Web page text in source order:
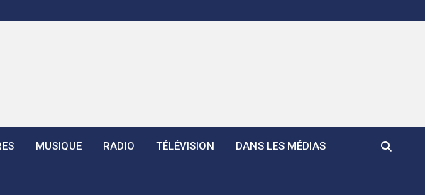
MUSIQUE RADIO TÉLÉVISION DANS LES MÉDIAS